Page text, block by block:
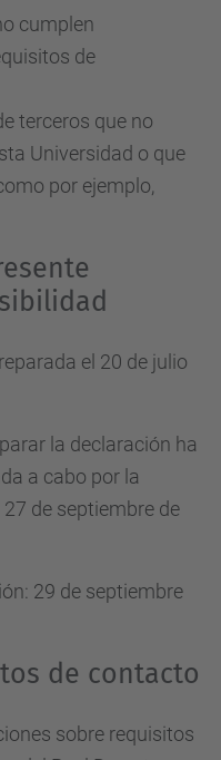
cumplen
de
terceros que no
Universidad o que
por ejemplo,
el 20 de julio
la declaración ha
a cabo por la
de septiembre de
29 de septiembre
de contacto
sobre requisitos